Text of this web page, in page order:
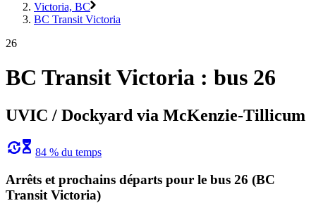
Victoria, BC
BC Transit Victoria
26
BC Transit Victoria : bus 26
UVIC / Dockyard via McKenzie-Tillicum
84 % du temps
Arrêts et prochains départs pour le bus 26 (BC
Transit Victoria)